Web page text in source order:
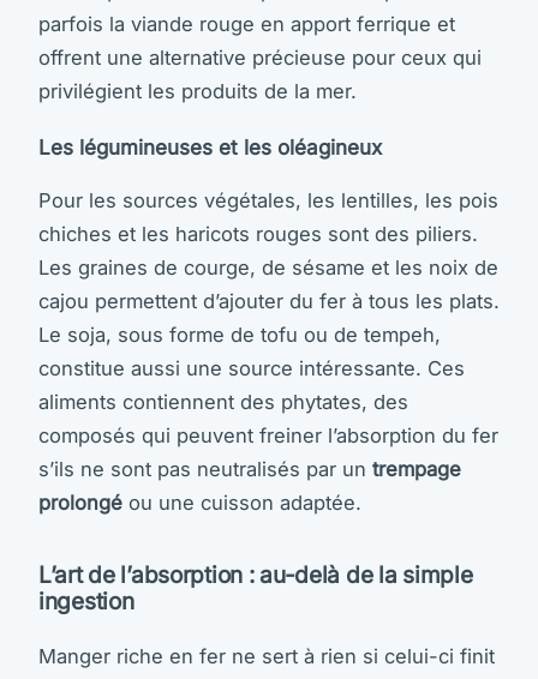
parfois la viande rouge en apport ferrique et
offrent une alternative précieuse pour ceux qui
privilégient les produits de la mer.
Les légumineuses et les oléagineux
Pour les sources végétales, les lentilles, les pois
chiches et les haricots rouges sont des piliers.
Les graines de courge, de sésame et les noix de
cajou permettent d’ajouter du fer à tous les plats.
Le soja, sous forme de tofu ou de tempeh,
constitue aussi une source intéressante. Ces
aliments contiennent des phytates, des
composés qui peuvent freiner l’absorption du fer
s’ils ne sont pas neutralisés par un trempage
prolongé ou une cuisson adaptée.
L’art de l’absorption : au-delà de la simple
ingestion
Manger riche en fer ne sert à rien si celui-ci finit